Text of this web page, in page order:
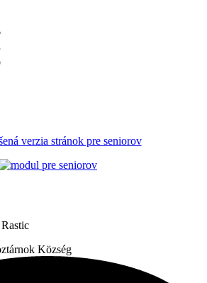
verzia stránok pre seniorov
Rastic
Község